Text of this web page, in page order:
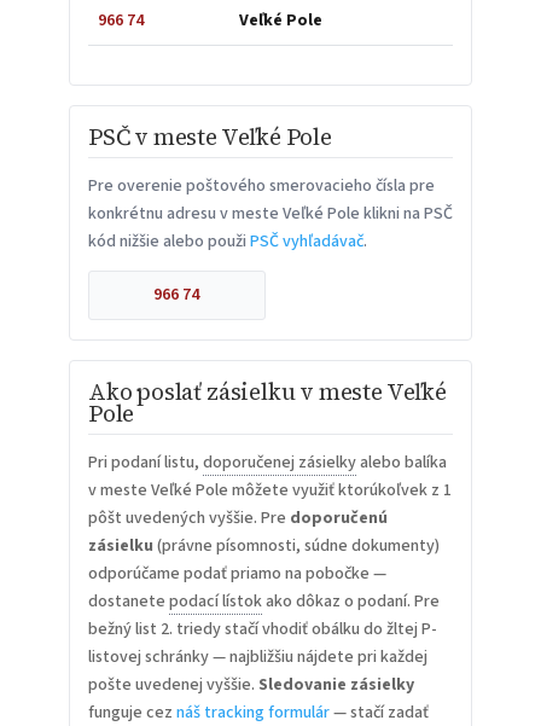
966 74 Veľké Pole
PSČ v meste Veľké Pole
Pre overenie poštového smerovacieho čísla pre
konkrétnu adresu v meste Veľké Pole klikni na PSČ
kód nižšie alebo použi PSČ vyhľadávač.
966 74
Ako poslať zásielku v meste Veľké
Pole
Pri podaní listu, doporučenej zásielkyalebo balíka
v meste Veľké Pole môžete využiť ktorúkoľvek z 1
pôšt uvedených vyššie. Pre doporučenú
zásielku (právne písomnosti, súdne dokumenty)
odporúčame podať priamo na pobočke —
dostanete podací lístokako dôkaz o podaní. Pre
bežný list 2. triedy stačí vhodiť obálku do žltej P-
listovej schránky — najbližšiu nájdete pri každej
pošte uvedenej vyššie. Sledovanie zásielky
funguje cez náš tracking formulár— stačí zadať